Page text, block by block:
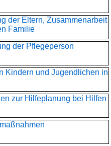
der Eltern, Zusammenarbeit
Familie
der Pflegeperson
Kindern und Jugendlichen in
zur Hilfeplanung bei Hilfen